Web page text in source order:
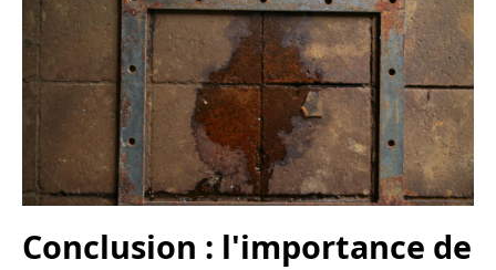
Conclusion : l'importance de